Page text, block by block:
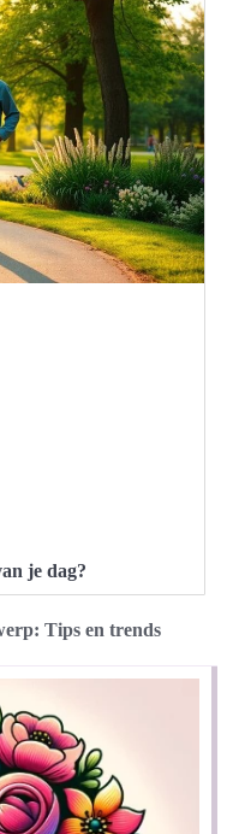
je dag?
Tips en trends